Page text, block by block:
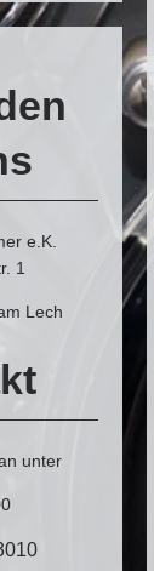
e.K.
1
Lech
unter